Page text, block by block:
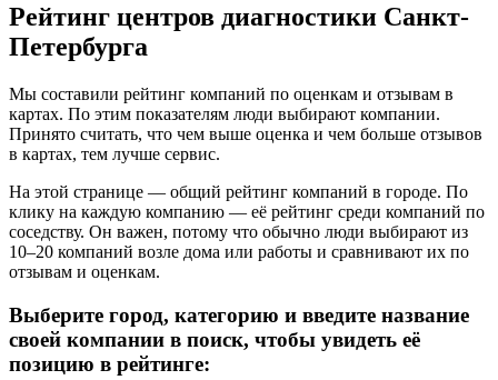
Рейтинг центров диагностики Санкт-
Петербурга
Мы составили рейтинг компаний по оценкам и отзывам в
картах. По этим показателям люди выбирают компании.
Принято считать, что чем выше оценка и чем больше отзывов
в картах, тем лучше сервис.
На этой странице — общий рейтинг компаний в городе. По
клику на каждую компанию — её рейтинг среди компаний по
соседству. Он важен, потому что обычно люди выбирают из
10–20 компаний возле дома или работы и сравнивают их по
отзывам и оценкам.
Выберите город, категорию и введите название
своей компании в поиск, чтобы увидеть её
позицию в рейтинге: